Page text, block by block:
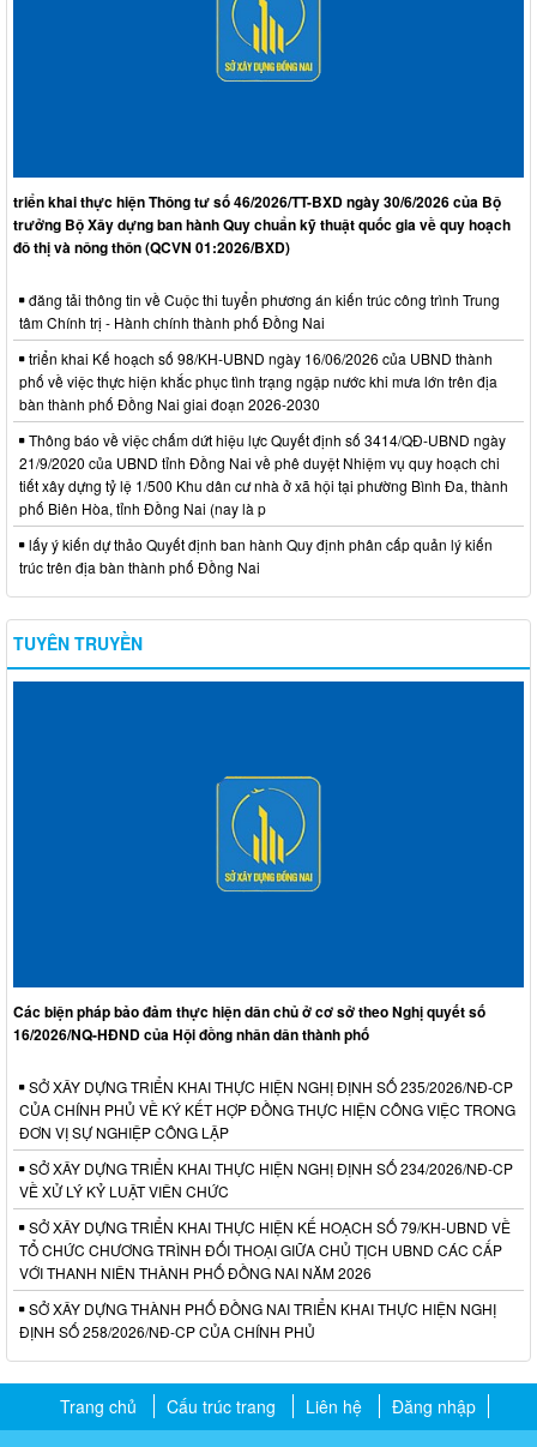
triển khai thực hiện Thông tư số 46/2026/TT-BXD ngày 30/6/2026 của Bộ
trưởng Bộ Xây dựng ban hành Quy chuẩn kỹ thuật quốc gia về quy hoạch
đô thị và nông thôn (QCVN 01:2026/BXD)
đăng tải thông tin về Cuộc thi tuyển phương án kiến trúc công trình Trung
tâm Chính trị - Hành chính thành phố Đồng Nai
triển khai Kế hoạch số 98/KH-UBND ngày 16/06/2026 của UBND thành
phố về việc thực hiện khắc phục tình trạng ngập nước khi mưa lớn trên địa
bàn thành phố Đồng Nai giai đoạn 2026-2030
Thông báo về việc chấm dứt hiệu lực Quyết định số 3414/QĐ-UBND ngày
21/9/2020 của UBND tỉnh Đồng Nai về phê duyệt Nhiệm vụ quy hoạch chi
tiết xây dựng tỷ lệ 1/500 Khu dân cư nhà ở xã hội tại phường Bình Đa, thành
phố Biên Hòa, tỉnh Đồng Nai (nay là p
lấy ý kiến dự thảo Quyết định ban hành Quy định phân cấp quản lý kiến
trúc trên địa bàn thành phố Đồng Nai
TUYÊN TRUYỀN
Các biện pháp bảo đảm thực hiện dân chủ ở cơ sở theo Nghị quyết số
16/2026/NQ-HĐND của Hội đồng nhân dân thành phố
SỞ XÂY DỰNG TRIỂN KHAI THỰC HIỆN NGHỊ ĐỊNH SỐ 235/2026/NĐ-CP
CỦA CHÍNH PHỦ VỀ KÝ KẾT HỢP ĐỒNG THỰC HIỆN CÔNG VIỆC TRONG
ĐƠN VỊ SỰ NGHIỆP CÔNG LẬP
SỞ XÂY DỰNG TRIỂN KHAI THỰC HIỆN NGHỊ ĐỊNH SỐ 234/2026/NĐ-CP
VỀ XỬ LÝ KỶ LUẬT VIÊN CHỨC
SỞ XÂY DỰNG TRIỂN KHAI THỰC HIỆN KẾ HOẠCH SỐ 79/KH-UBND VỀ
TỔ CHỨC CHƯƠNG TRÌNH ĐỐI THOẠI GIỮA CHỦ TỊCH UBND CÁC CẤP
VỚI THANH NIÊN THÀNH PHỐ ĐỒNG NAI NĂM 2026
SỞ XÂY DỰNG THÀNH PHỐ ĐỒNG NAI TRIỂN KHAI THỰC HIỆN NGHỊ
ĐỊNH SỐ 258/2026/NĐ-CP CỦA CHÍNH PHỦ
Trang chủ Cấu trúc trang Liên hệ Đăng nhập